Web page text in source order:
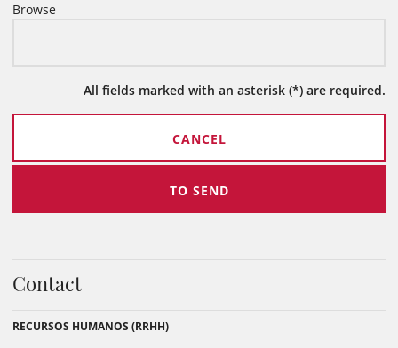
Browse
All fields marked with an asterisk (*) are required.
Contact
RECURSOS HUMANOS (RRHH)